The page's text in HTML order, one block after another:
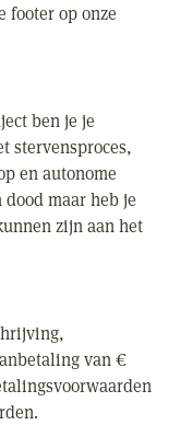
footer op onze
ben je je
stervensproces,
en autonome
maar heb je
zijn aan het
van €